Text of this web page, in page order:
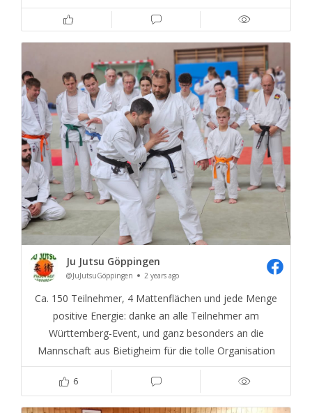
Ju Jutsu Göppingen
@JuJutsuGöppingen 2 years ago
Ca. 150 Teilnehmer, 4 Mattenflächen und jede Menge
positive Energie: danke an alle Teilnehmer am
Württemberg-Event, und ganz besonders an die
Mannschaft aus Bietigheim für die tolle Organisation
6